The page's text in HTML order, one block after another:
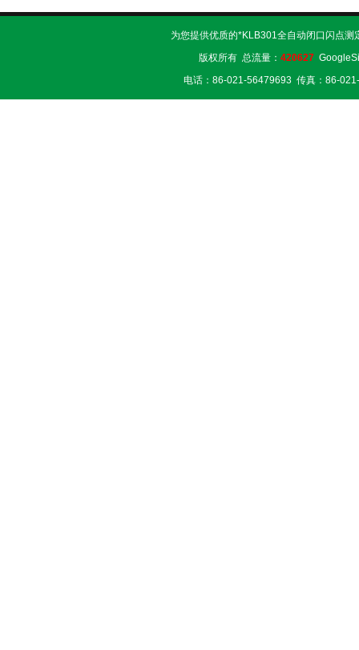
为您提供优质的*KLB301全自动闭口闪点
版权所有 总流量： 420627
电话：86-021-56479693 传真：86-